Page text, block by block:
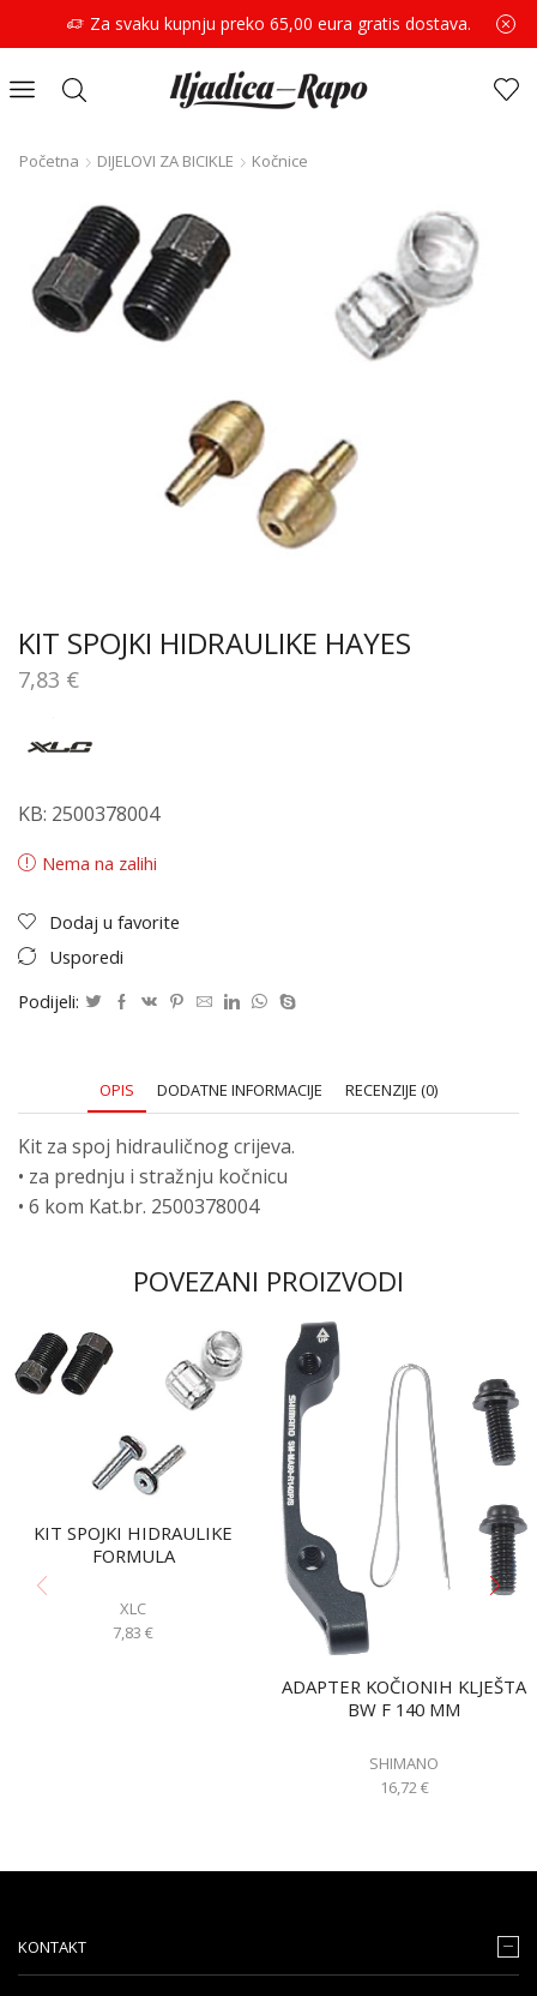
Za svaku kupnju preko 65,00 eura gratis dostava.
Početna DIJELOVI ZA BICIKLE Kočnice
KIT SPOJKI HIDRAULIKE HAYES
7,83 €
KB: 2500378004
Nema na zalihi
Dodaj u favorite
Usporedi
Podijeli:
OPIS DODATNE INFORMACIJE RECENZIJE (0)
Kit za spoj hidrauličnog crijeva.
• za prednju i stražnju kočnicu
• 6 kom Kat.br. 2500378004
POVEZANI PROIZVODI
KIT SPOJKI HIDRAULIKE
FORMULA
XLC
7,83 €
ADAPTER KOČIONIH KLJEŠTA
BW F 140 MM
SHIMANO
16,72 €
KONTAKT